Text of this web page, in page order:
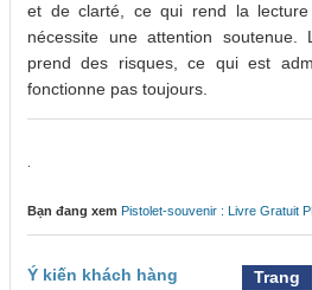
et de clarté, ce qui rend la
nécessite une attention soutenue.
prend des risques, ce qui est
fonctionne pas toujours.
Bạn đang xem Pistolet-souvenir : Livre Gratuit
Ý kiến khách hàng Trang